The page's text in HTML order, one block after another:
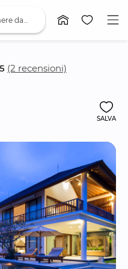
5 (2 recensioni)
SALVA